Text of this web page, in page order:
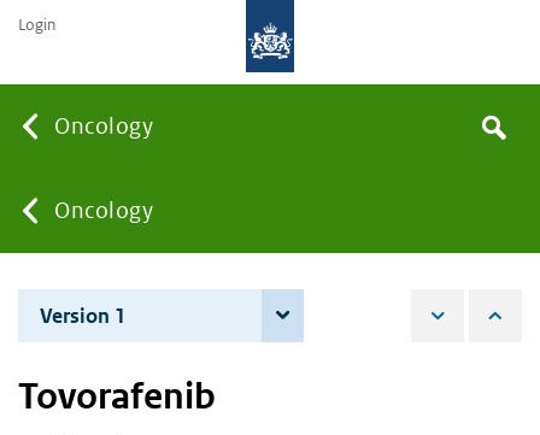
Oncology
You
are
here:
Oncology
the
Search
Login
Version 1
Tovorafenib